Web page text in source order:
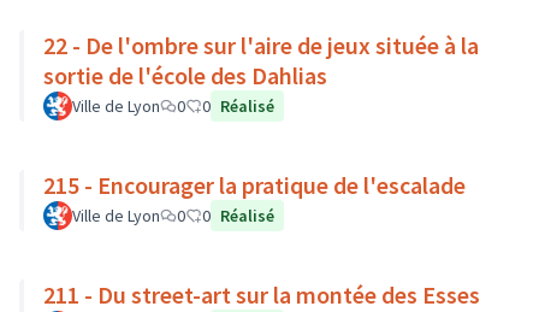
22 - De l'ombre sur l'aire de jeux située à la
sortie de l'école des Dahlias
Ville de Lyon 0 0 Réalisé
215 - Encourager la pratique de l'escalade
Ville de Lyon 0 0 Réalisé
211 - Du street-art sur la montée des Esses